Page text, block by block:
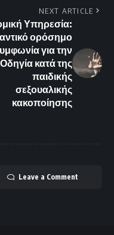
NEXT ARTICLE
Υπηρεσία:
ορόσημο
για την
Οδηγία κατά της
παιδικής
σεξουαλικής
κακοποίησης
Leave a Comment